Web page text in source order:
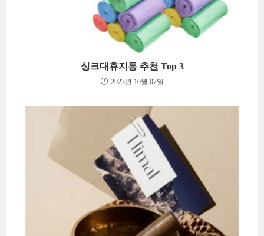
싱크대휴지통 추천 Top 3
2023년 10월 07일